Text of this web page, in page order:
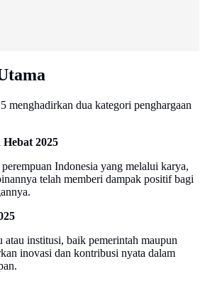
menghadirkan dua kategori penghargaan
2025
Indonesia yang melalui karya,
telah memberi dampak positif bagi
institusi, baik pemerintah maupun
inovasi dan kontribusi nyata dalam